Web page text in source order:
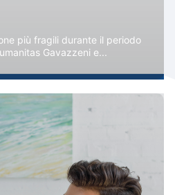
più fragili durante il periodo
Gavazzeni e...